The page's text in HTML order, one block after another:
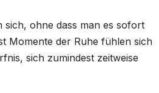
sich, ohne dass man es sofort
Momente der Ruhe fühlen sich
sich zumindest zeitweise